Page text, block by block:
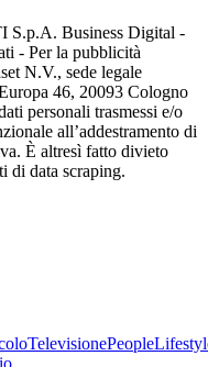
S.p.A. Business Digital -
- Per la pubblicità
N.V., sede legale
46, 20093 Cologno
personali trasmessi e/o
all’addestramento di
È altresì fatto divieto
di data scraping.
TelevisionePeople